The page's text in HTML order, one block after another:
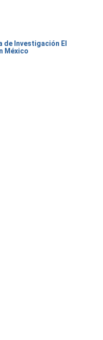
de Investigación El
México